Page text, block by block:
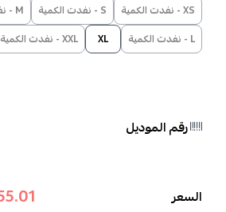
XS - نفدت الكمية S - نفدت الكمية
M - نفدت الكمية
L - نفدت الكمية
XL XXL - نفدت الكمية
رقم الموديل
السعر SAR